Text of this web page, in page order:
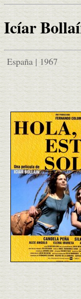
Icíar
España | 1967